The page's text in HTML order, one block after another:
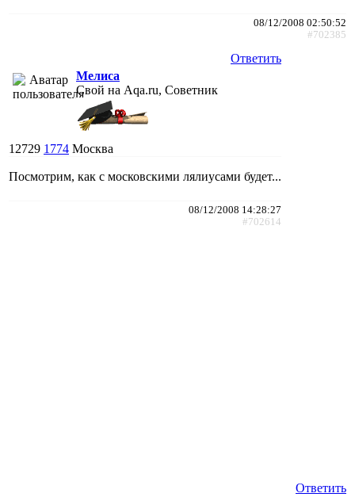
08/12/2008 02:50:52
#702385
Ответить
Мелиса
Свой на Aqa.ru, Советник
12729 1774 Москва
Посмотрим, как с московскими лялиусами будет...
08/12/2008 14:28:27
#702614
Ответить